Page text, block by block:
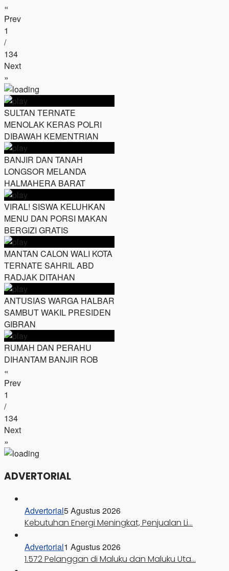
«
Prev
1
/
134
Next
»
SULTAN TERNATE
MENOLAK KERAS POLRI
DIBAWAH KEMENTRIAN
BANJIR DAN TANAH
LONGSOR MELANDA
HALMAHERA BARAT
VIRAL! SISWA KELUHKAN
MENU DAN PORSI MAKAN
BERGIZI GRATIS
MANTAN CALON WALI KOTA
TERNATE SAHRIL ABD
RADJAK DITAHAN
ANTUSIAS WARGA HALBAR
SAMBUT WAKIL PRESIDEN
GIBRAN
RUMAH DAN PERAHU
DIHANTAM BANJIR ROB
«
Prev
1
/
134
Next
»
ADVERTORIAL
Advertorial5 Agustus 2026
Kebutuhan Energi Meningkat, Penjualan Li…
Advertorial1 Agustus 2026
1.572 Pelanggan di Maluku dan Maluku Uta…